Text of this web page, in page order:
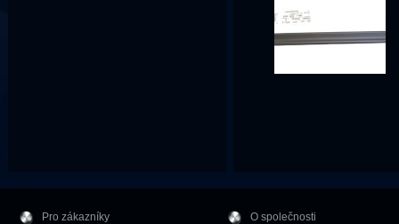
Pro zákazníky O společnosti